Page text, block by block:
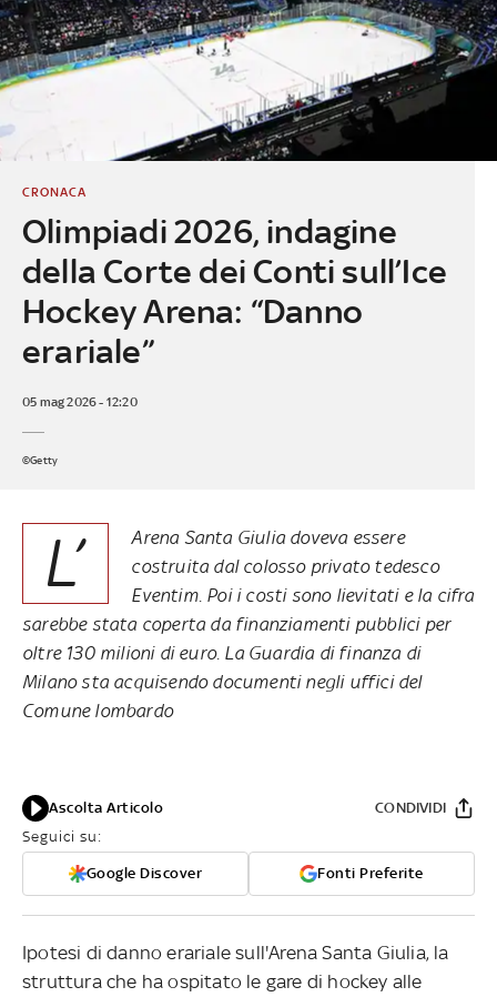
Olimpiadi 2026, indagine
della Corte dei Conti sull’Ice
Hockey Arena: “Danno
erariale”
CRONACA
05 mag 2026 - 12:20
©Getty
L’
Arena Santa Giulia doveva essere
costruita dal colosso privato tedesco
Eventim. Poi i costi sono lievitati e la cifra
sarebbe stata coperta da finanziamenti pubblici per
oltre 130 milioni di euro. La Guardia di finanza di
Milano sta acquisendo documenti negli uffici del
Comune lombardo
Ascolta Articolo
Seguici su:
Google Discover Fonti Preferite
CONDIVIDI
Ipotesi di danno erariale sull'Arena Santa Giulia, la
struttura che ha ospitato le gare di hockey alle